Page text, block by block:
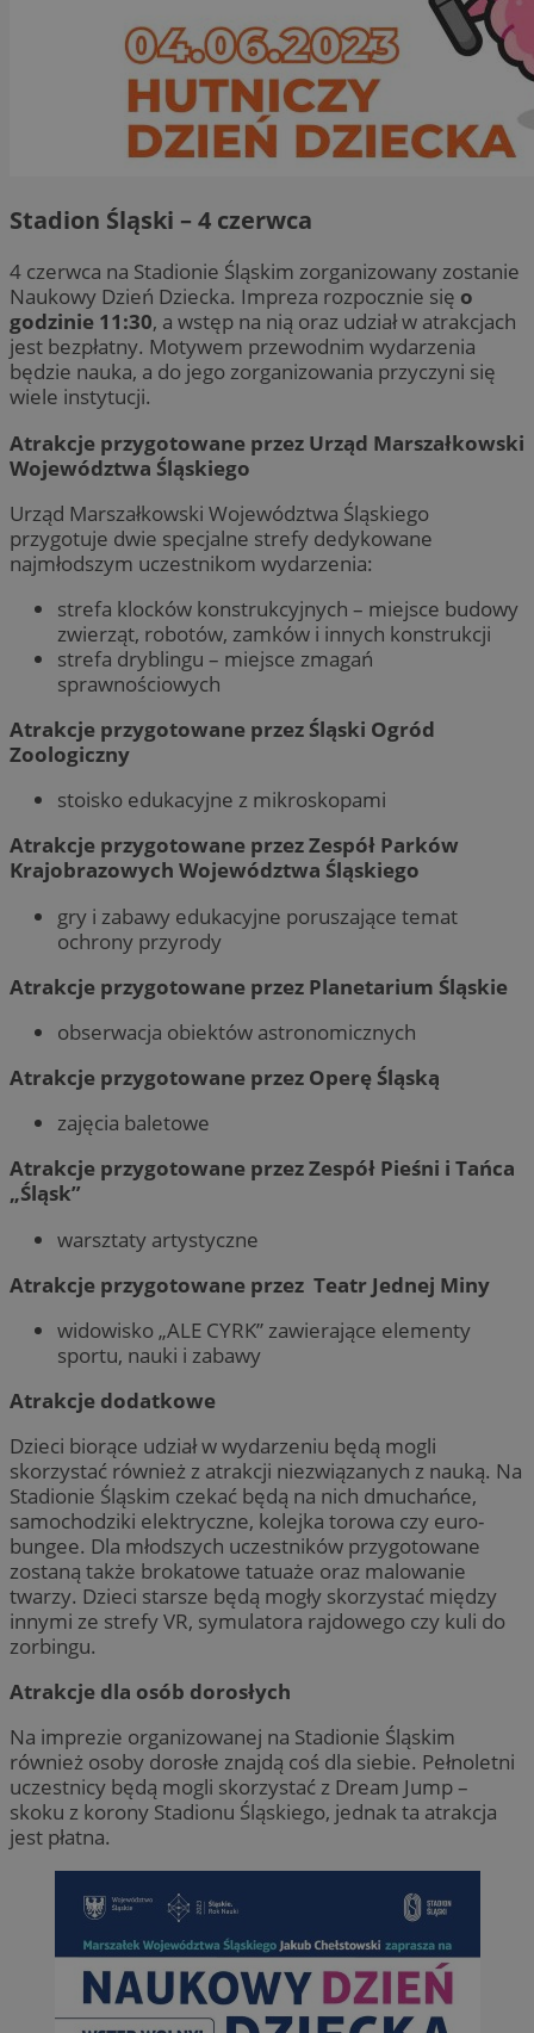
Stadion Śląski – 4 czerwca
4 czerwca na Stadionie Śląskim zorganizowany zostanie
Naukowy Dzień Dziecka. Impreza rozpocznie się o
godzinie 11:30, a wstęp na nią oraz udział w atrakcjach
jest bezpłatny. Motywem przewodnim wydarzenia
będzie nauka, a do jego zorganizowania przyczyni się
wiele instytucji.
Atrakcje przygotowane przez Urząd Marszałkowski
Województwa Śląskiego
Urząd Marszałkowski Województwa Śląskiego
przygotuje dwie specjalne strefy dedykowane
najmłodszym uczestnikom wydarzenia:
strefa klocków konstrukcyjnych – miejsce budowy
zwierząt, robotów, zamków i innych konstrukcji
strefa dryblingu – miejsce zmagań
sprawnościowych
Atrakcje przygotowane przez Śląski Ogród
Zoologiczny
stoisko edukacyjne z mikroskopami
Atrakcje przygotowane przez Zespół Parków
Krajobrazowych Województwa Śląskiego
gry i zabawy edukacyjne poruszające temat
ochrony przyrody
Atrakcje przygotowane przez Planetarium Śląskie
obserwacja obiektów astronomicznych
Atrakcje przygotowane przez Operę Śląską
zajęcia baletowe
Atrakcje przygotowane przez Zespół Pieśni i Tańca
„Śląsk”
warsztaty artystyczne
Atrakcje przygotowane przez Teatr Jednej Miny
widowisko „ALE CYRK” zawierające elementy
sportu, nauki i zabawy
Atrakcje dodatkowe
Dzieci biorące udział w wydarzeniu będą mogli
skorzystać również z atrakcji niezwiązanych z nauką. Na
Stadionie Śląskim czekać będą na nich dmuchańce,
samochodziki elektryczne, kolejka torowa czy euro-
bungee. Dla młodszych uczestników przygotowane
zostaną także brokatowe tatuaże oraz malowanie
twarzy. Dzieci starsze będą mogły skorzystać między
innymi ze strefy VR, symulatora rajdowego czy kuli do
zorbingu.
Atrakcje dla osób dorosłych
Na imprezie organizowanej na Stadionie Śląskim
również osoby dorosłe znajdą coś dla siebie. Pełnoletni
uczestnicy będą mogli skorzystać z Dream Jump –
skoku z korony Stadionu Śląskiego, jednak ta atrakcja
jest płatna.